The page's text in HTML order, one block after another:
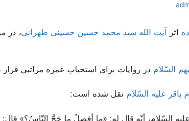
اثر آیت الله سید محمد حسین حسینی طهرانی، در
السّلام در روایات برای استحباب عمره مراتبی قرار
باقر علیه السّلام نقل شده است:
السّلام، أنّه قال له: «ما أفضلُ ما حَجَّ النّاسُ؟»